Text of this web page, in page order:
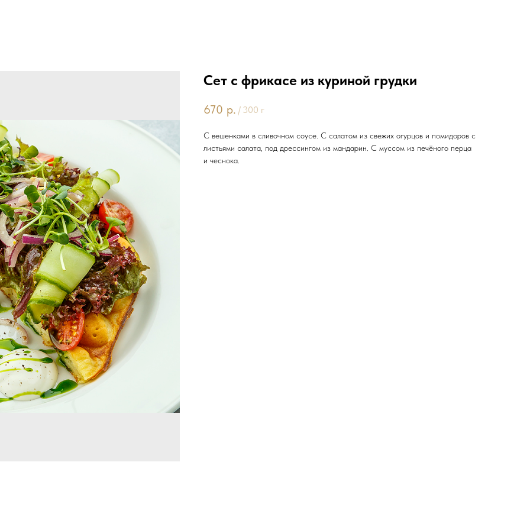
Сет с фрикасе из куриной грудки
670 р. / 300 г
С вешенками в сливочном соусе. С салатом из свежих огурцов и помидоров с
листьями салата, под дрессингом из мандарин. С муссом из печёного перца
и чеснока.